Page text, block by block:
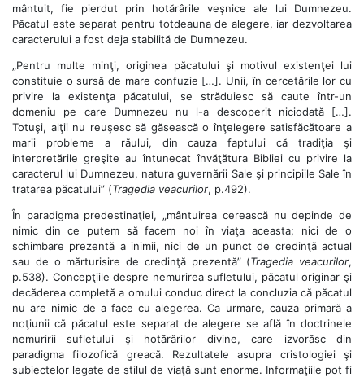
mântuit, fie pierdut prin hotărârile veşnice ale lui Dumnezeu.
Păcatul este separat pentru totdeauna de alegere, iar dezvoltarea
caracterului a fost deja stabilită de Dumnezeu.
„Pentru multe minţi, originea păcatului şi motivul existenţei lui
constituie o sursă de mare confuzie […]. Unii, în cercetările lor cu
privire la existenţa păcatului, se străduiesc să caute într-un
domeniu pe care Dumnezeu nu l-a descoperit niciodată […].
Totuşi, alţii nu reuşesc să găsească o înţelegere satisfăcătoare a
marii probleme a răului, din cauza faptului că tradiţia şi
interpretările greşite au întunecat învăţătura Bibliei cu privire la
caracterul lui Dumnezeu, natura guvernării Sale şi principiile Sale în
tratarea păcatului” (Tragedia veacurilor, p.492).
În paradigma predestinaţiei, „mântuirea cerească nu depinde de
nimic din ce putem să facem noi în viaţa aceasta; nici de o
schimbare prezentă a inimii, nici de un punct de credinţă actual
sau de o mărturisire de credinţă prezentă” (Tragedia veacurilor,
p.538). Concepţiile despre nemurirea sufletului, păcatul originar şi
decăderea completă a omului conduc direct la concluzia că păcatul
nu are nimic de a face cu alegerea. Ca urmare, cauza primară a
noţiunii că păcatul este separat de alegere se află în doctrinele
nemuririi sufletului şi hotărârilor divine, care izvorăsc din
paradigma filozofică greacă. Rezultatele asupra cristologiei şi
subiectelor legate de stilul de viaţă sunt enorme. Informaţiile pot fi